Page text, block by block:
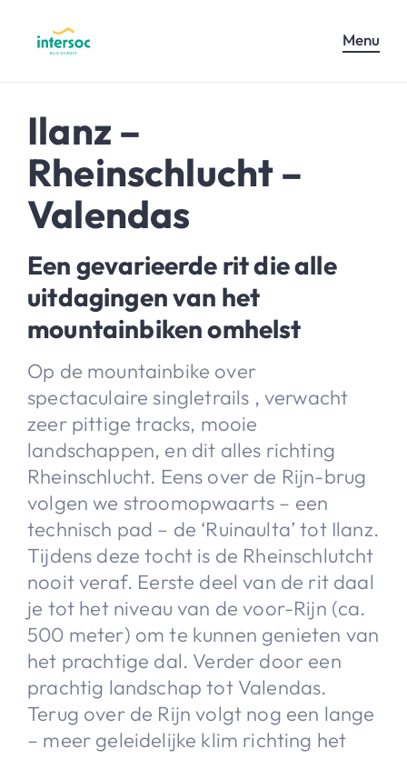
Menu
Ilanz –
Rheinschlucht –
Valendas
Een gevarieerde rit die alle
uitdagingen van het
mountainbiken omhelst
Op de mountainbike over
spectaculaire singletrails , verwacht
zeer pittige tracks, mooie
landschappen, en dit alles richting
Rheinschlucht. Eens over de Rijn-brug
volgen we stroomopwaarts – een
technisch pad – de ‘Ruinaulta’ tot Ilanz.
Tijdens deze tocht is de Rheinschlutcht
nooit veraf. Eerste deel van de rit daal
je tot het niveau van de voor-Rijn (ca.
500 meter) om te kunnen genieten van
het prachtige dal. Verder door een
prachtig landschap tot Valendas.
Terug over de Rijn volgt nog een lange
– meer geleidelijke klim richting het